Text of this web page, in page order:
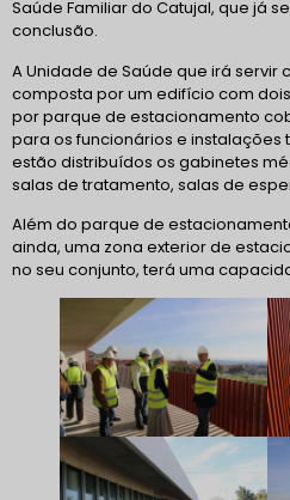
Saúde Familiar do Catujal, que já
conclusão.
A Unidade de Saúde que irá servir
composta por um edifício com
por parque de estacionamento
para os funcionários e instalações
estão distribuídos os gabinetes
salas de tratamento, salas de
Além do parque de
ainda, uma zona exterior de
no seu conjunto, terá uma